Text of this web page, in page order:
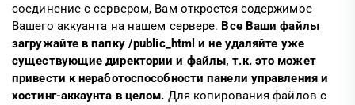
соединение с сервером, Вам откроется содержимое
Вашего аккуанта на нашем сервере. Все Ваши файлы
загружайте в папку /public_html и не удаляйте уже
существующие директории и файлы, т.к. это может
привести к неработоспособности панели управления и
хостинг-аккаунта в целом. Для копирования файлов с